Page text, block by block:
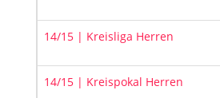
14/15 | Kreisliga Herren
14/15 | Kreispokal Herren